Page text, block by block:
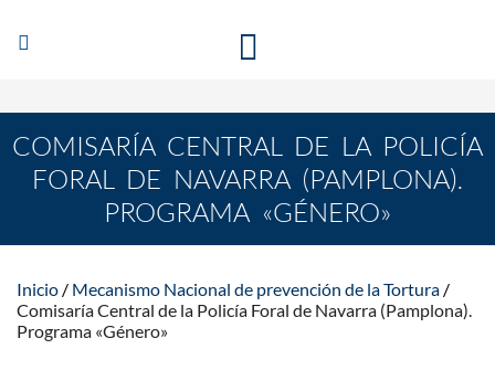
Abrir/Cerrar
navegación
COMISARÍA CENTRAL DE LA POLICÍA
FORAL DE NAVARRA (PAMPLONA).
PROGRAMA «GÉNERO»
Inicio
Mecanismo Nacional de prevención de la Tortura
Comisaría Central de la Policía Foral de Navarra (Pamplona).
Programa «Género»